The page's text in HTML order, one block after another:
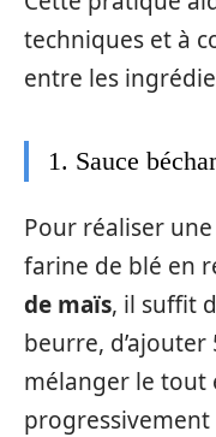
techniques et à
entre les
1. Sauce
Pour réaliser
farine de blé en
de maïs, il suffit
beurre,
mélanger le tout
progressivement